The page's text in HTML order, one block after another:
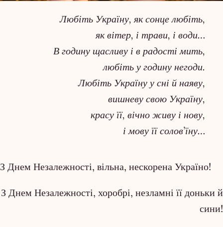
Любіть Україну, як сонце любіть,
як вітер, і трави, і води…
В годину щасливу і в радості мить,
любіть у годину негоди.
Любіть Україну у сні й наяву,
вишневу свою Україну,
красу її, вічно живу і нову,
і мову її солов’їну…
З Днем Незалежності, вільна, нескорена Україно!
З Днем Незалежності, хоробрі, незламні її доньки й
сини!